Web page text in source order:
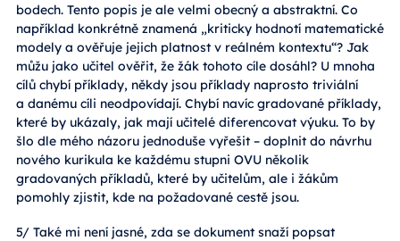
bodech. Tento popis je ale velmi obecný a abstraktní. Co
například konkrétně znamená „kriticky hodnotí matematické
modely a ověřuje jejich platnost v reálném kontextu“? Jak
můžu jako učitel ověřit, že žák tohoto cíle dosáhl? U mnoha
cílů chybí příklady, někdy jsou příklady naprosto triviální
a danému cíli neodpovídají. Chybí navíc gradované příklady,
které by ukázaly, jak mají učitelé diferencovat výuku. To by
šlo dle mého názoru jednoduše vyřešit – doplnit do návrhu
nového kurikula ke každému stupni OVU několik
gradovaných příkladů, které by učitelům, ale i žákům
pomohly zjistit, kde na požadované cestě jsou.
5/ Také mi není jasné, zda se dokument snaží popsat